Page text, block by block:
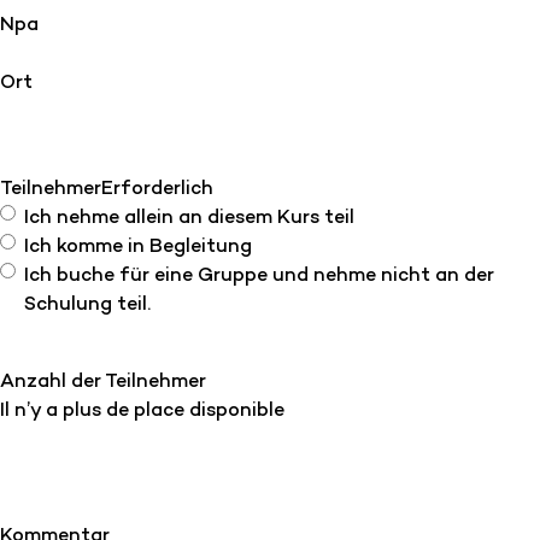
Npa
Ort
TeilnehmerErforderlich
Ich nehme allein an diesem Kurs teil
Ich komme in Begleitung
Ich buche für eine Gruppe und nehme nicht an der
Schulung teil.
Anzahl der Teilnehmer
Il n’y a plus de place disponible